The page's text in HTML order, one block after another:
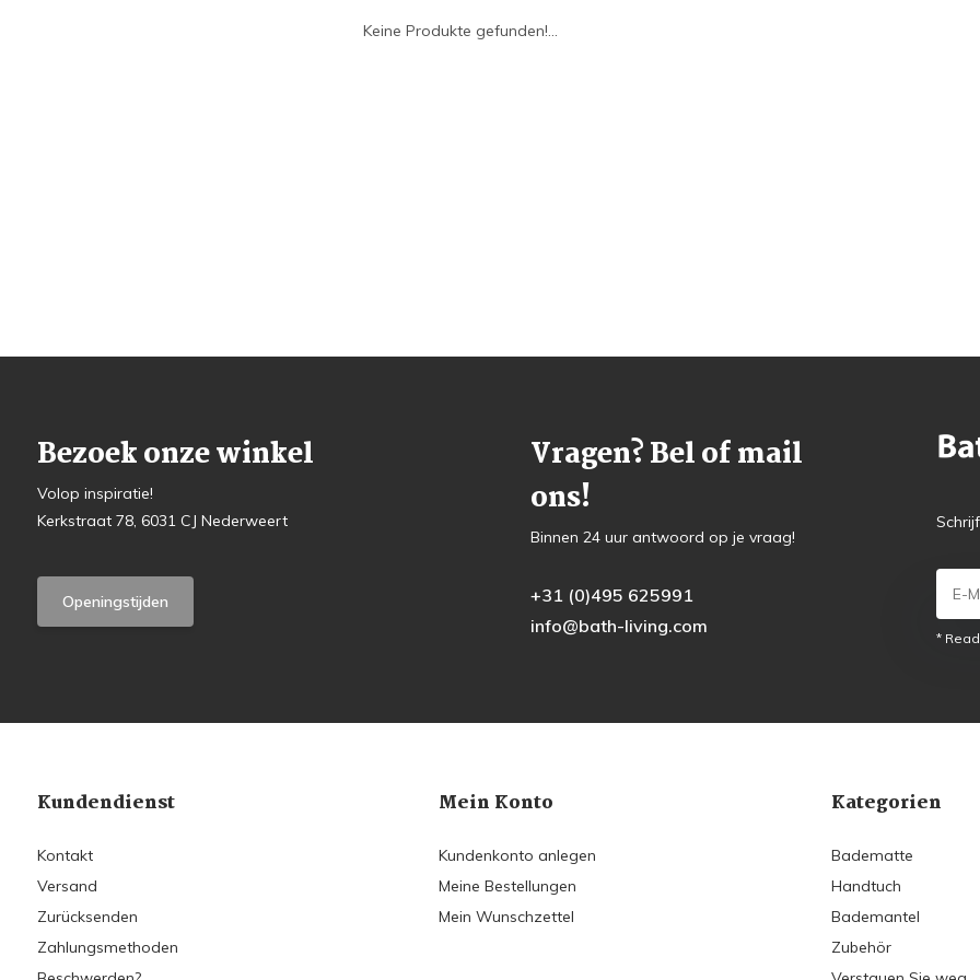
Keine Produkte gefunden!...
Bezoek onze winkel
Volop inspiratie!
Kerkstraat 78, 6031 CJ Nederweert
Openingstijden
Vragen? Bel of mail
ons!
Binnen 24 uur antwoord op je vraag!
+31 (0)495 625991
info@bath-living.com
*
Kundendienst
Kontakt
Versand
Zurücksenden
Zahlungsmethoden
Mein Konto
Kundenkonto anlegen
Meine Bestellungen
Mein Wunschzettel
Kategorien
Badematte
Handtuch
Bademantel
Zubehör